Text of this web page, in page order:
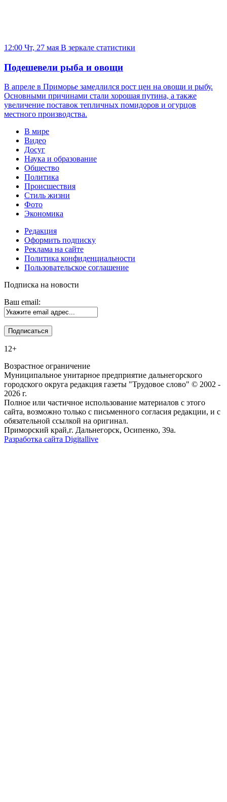
12:00 Чт, 27 мая В зеркале статистики
Подешевели рыба и овощи
В апреле в Приморье замедлился рост цен на овощи и рыбу.
Основными причинами стали хорошая путина, а также
увеличение поставок тепличных помидоров и огурцов
местного производства.
В мире
Видео
Досуг
Наука и образование
Общество
Политика
Происшествия
Стиль жизни
Фото
Экономика
Редакция
Оформить подписку
Реклама на сайте
Политика конфиденциальности
Пользовательское соглашение
Подписка на новости
Ваш email:
12+
Возрастное ограничение
Муниципальное унитарное предприятие дальнегорского
городского округа редакция газеты "Трудовое слово" © 2002 -
2026 г.
Полное или частичное использование материалов с этого
сайта, возможно только с письменного согласия редакции, и с
обязательной ссылкой на оригинал.
Приморский край,г. Дальнегорск, Осипенко, 39а.
Разработка сайта Digitallive